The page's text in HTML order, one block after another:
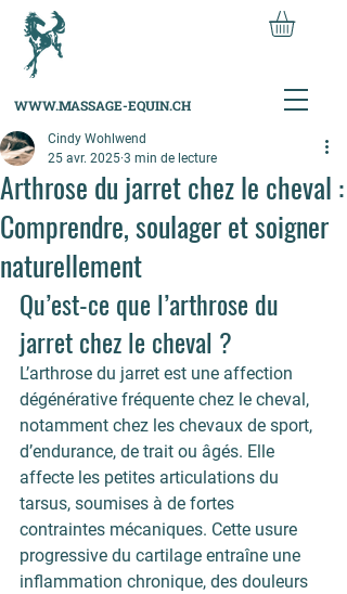
WWW.MASSAGE-EQUIN.CH
Arthrose du jarret chez le cheval :
Comprendre, soulager et soigner
naturellement
Cindy Wohlwend
25 avr. 2025 3 min de lecture
Qu’est-ce que l’arthrose du
jarret chez le cheval ?
L’arthrose du jarret est une affection
dégénérative fréquente chez le cheval,
notamment chez les chevaux de sport,
d’endurance, de trait ou âgés. Elle
affecte les petites articulations du
tarsus, soumises à de fortes
contraintes mécaniques. Cette usure
progressive du cartilage entraîne une
inflammation chronique, des douleurs